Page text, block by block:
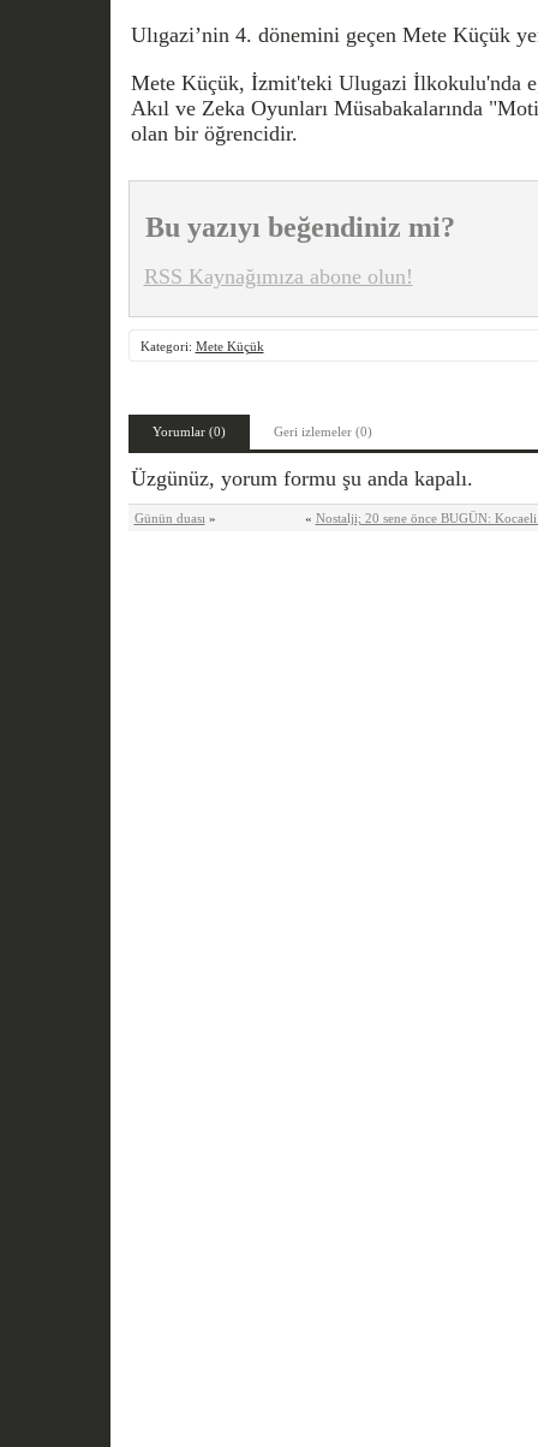
Ulıgazi’nin 4. dönemini geçen Mete Küçük
Mete Küçük, İzmit'teki Ulugazi İlkokulu'nda
Akıl ve Zeka Oyunları Müsabakalarında
olan bir öğrencidir.
Bu yazıyı beğendiniz mi?
RSS Kaynağımıza abone olun!
Kategori: Mete Küçük
Yorumlar (0) Geri izlemeler (0)
Üzgünüz, yorum formu şu anda kapalı.
Günün duası » « Nostalji; 20 sene önce BUGÜN: Kocaeli